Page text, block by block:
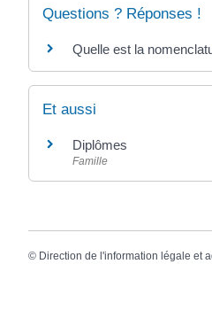
Questions ? Réponses !
Quelle est la
Et aussi
Diplômes
Famille
© Direction de l'information légale et